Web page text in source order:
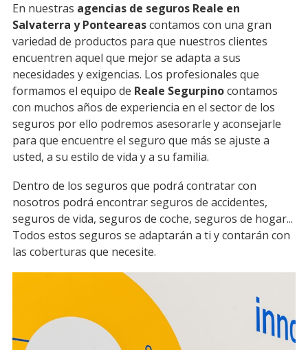
En nuestras agencias de seguros Reale en
Salvaterra y Ponteareascontamos con una gran
variedad de productos para que nuestros clientes
encuentren aquel que mejor se adapta a sus
necesidades y exigencias. Los profesionales que
formamos el equipo de Reale Segurpinocontamos
con muchos años de experiencia en el sector de los
seguros por ello podremos asesorarle y aconsejarle
para que encuentre el seguro que más se ajuste a
usted, a su estilo de vida y a su familia.
Dentro de los seguros que podrá contratar con
nosotros podrá encontrar seguros de accidentes,
seguros de vida, seguros de coche, seguros de hogar...
Todos estos seguros se adaptarán a ti y contarán con
las coberturas que necesite.